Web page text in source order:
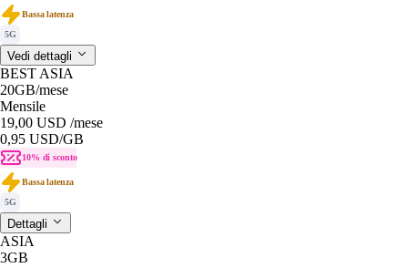
Bassa latenza
5G
Vedi dettagli
BEST ASIA
20GB/mese
Mensile
19,00 USD /mese
0,95 USD/GB
10% di sconto
Bassa latenza
5G
Dettagli
ASIA
3GB